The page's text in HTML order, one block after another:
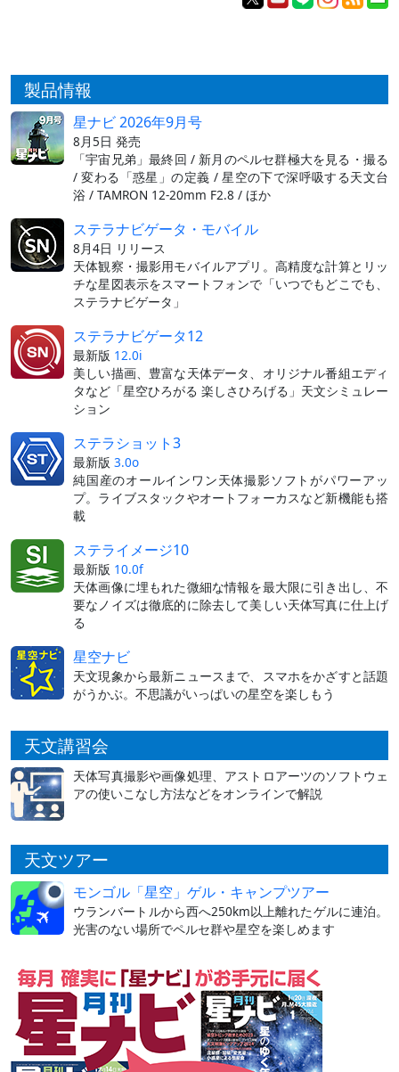
製品情報
星ナビ 2026年9月号
8月5日 発売
「宇宙兄弟」最終回 / 新月のペルセ群極大を見る・撮る
/ 変わる「惑星」の定義 / 星空の下で深呼吸する天文台
浴 / TAMRON 12-20mm F2.8 / ほか
ステラナビゲータ・モバイル
8月4日 リリース
天体観察・撮影用モバイルアプリ。高精度な計算とリッ
チな星図表示をスマートフォンで「いつでもどこでも、
ステラナビゲータ」
ステラナビゲータ12
最新版 12.0i
美しい描画、豊富な天体データ、オリジナル番組エディ
タなど「星空ひろがる 楽しさひろげる」天文シミュレー
ション
ステラショット3
最新版 3.0o
純国産のオールインワン天体撮影ソフトがパワーアッ
プ。ライブスタックやオートフォーカスなど新機能も搭
載
ステライメージ10
最新版 10.0f
天体画像に埋もれた微細な情報を最大限に引き出し、不
要なノイズは徹底的に除去して美しい天体写真に仕上げ
る
星空ナビ
天文現象から最新ニュースまで、スマホをかざすと話題
がうかぶ。不思議がいっぱいの星空を楽しもう
天文講習会
天体写真撮影や画像処理、アストロアーツのソフトウェ
アの使いこなし方法などをオンラインで解説
天文ツアー
モンゴル「星空」ゲル・キャンプツアー
ウランバートルから西へ250km以上離れたゲルに連泊。
光害のない場所でペルセ群や星空を楽しめます